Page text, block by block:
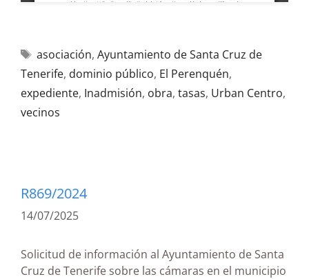
asociación, Ayuntamiento de Santa Cruz de
Tenerife, dominio público, El Perenquén,
expediente, Inadmisión, obra, tasas, Urban Centro,
vecinos
R869/2024
14/07/2025
Solicitud de información al Ayuntamiento de Santa
Cruz de Tenerife sobre las cámaras en el municipio